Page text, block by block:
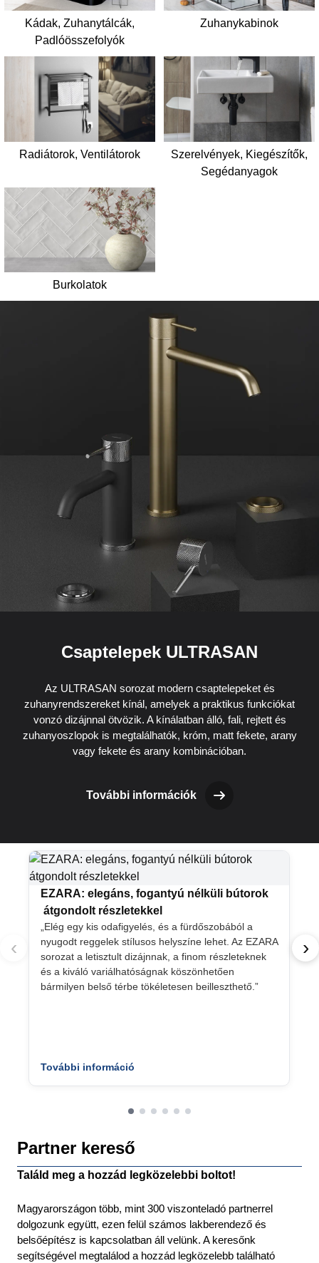
Kádak, Zuhanytálcák,
Padlóösszefolyók
Zuhanykabinok
Radiátorok, Ventilátorok
Szerelvények, Kiegészítők,
Segédanyagok
Burkolatok
Csaptelepek ULTRASAN
Az ULTRASAN sorozat modern csaptelepeket és
zuhanyrendszereket kínál, amelyek a praktikus funkciókat
vonzó dizájnnal ötvözik. A kínálatban álló, fali, rejtett és
zuhanyoszlopok is megtalálhatók, króm, matt fekete, arany
vagy fekete és arany kombinációban.
További információk
EZARA: elegáns, fogantyú nélküli bútorok
átgondolt részletekkel
„Elég egy kis odafigyelés, és a fürdőszobából a
nyugodt reggelek stílusos helyszíne lehet. Az EZARA
sorozat a letisztult dizájnnak, a finom részleteknek
és a kiváló variálhatóságnak köszönhetően
bármilyen belső térbe tökéletesen beilleszthető.”
További információ
‹ ›
Partner kereső
Találd meg a hozzád legközelebbi boltot!
Magyarországon több, mint 300 viszonteladó partnerrel
dolgozunk együtt, ezen felül számos lakberendező és
belsőépítész is kapcsolatban áll velünk. A keresőnk
segítségével megtalálod a hozzád legközelebb található